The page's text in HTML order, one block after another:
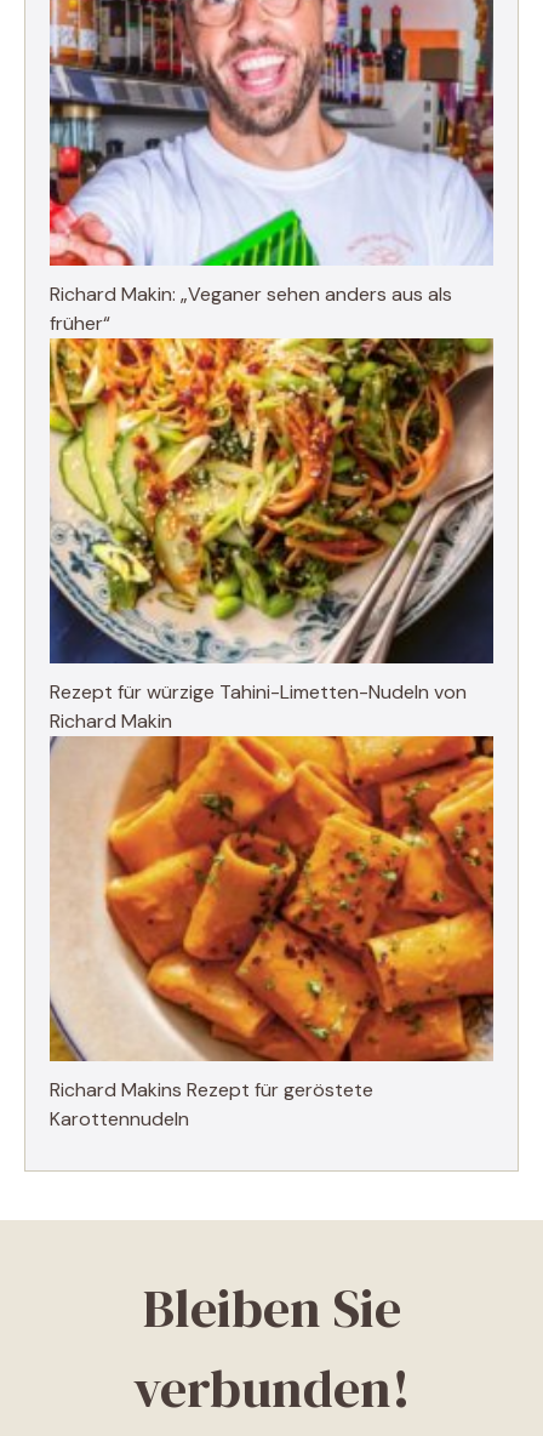
Richard Makin: „Veganer sehen anders aus als
früher“
Rezept für würzige Tahini-Limetten-Nudeln von
Richard Makin
Richard Makins Rezept für geröstete
Karottennudeln
Bleiben Sie
verbunden!